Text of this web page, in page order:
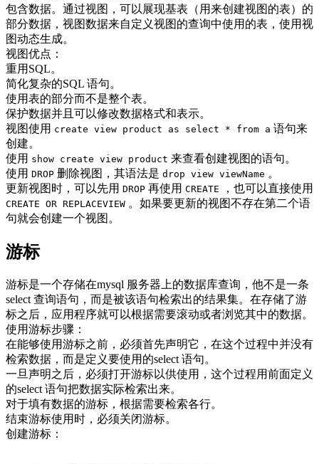
包含数据。通过视图，可以展现基表（用来创建视图的表）的
部分数据，视图数据来自定义视图的查询中使用的表，使用视
图动态生成。
视图优点：
重用SQL。
简化复杂的SQL 语句。
使用表的部分而不是整个表。
保护数据并且可以修改数据格式和表示。
视图使用 create view product as select * from a 语句来
创建。
使用 show create view product 来查看创建视图的语句。
使用 DROP 删除视图，其语法是 drop view viewName 。
更新视图时，可以先用 DROP 再使用 CREATE ，也可以直接使用
CREATE OR REPLACEVIEW 。如果要更新的视图不存在第二个语
句就会创建一个视图。
游标
游标是一个存储在mysql 服务器上的数据库查询，他不是一条
select 查询语句，而是被该语句检索出的结果集。在存储了游
标之后，应用程序就可以根据需要滚动或者浏览其中的数据。
使用游标步骤：
在能够使用游标之前，必须首先声明它，在这个过程中并没有
检索数据，而是定义要使用的select 语句。
一旦声明之后，必须打开游标以供使用，这个过程用前面定义
的select 语句把数据实际检索出来。
对于填有数据的游标，根据需要检索各行。
结束游标使用时，必须关闭游标。
创建游标：